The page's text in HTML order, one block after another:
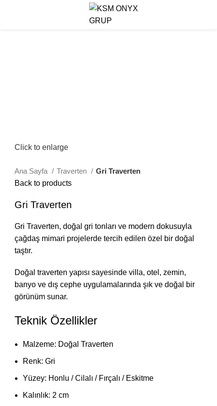
Click to enlarge
Ana Sayfa Traverten
Gri Traverten
Back to products
Gri Traverten
Gri Traverten, doğal gri tonları ve modern dokusuyla
çağdaş mimari projelerde tercih edilen özel bir doğal
taştır.
Doğal traverten yapısı sayesinde villa, otel, zemin,
banyo ve dış cephe uygulamalarında şık ve doğal bir
görünüm sunar.
Teknik Özellikler
Malzeme: Doğal Traverten
Renk: Gri
Yüzey: Honlu / Cilalı / Fırçalı / Eskitme
Kalınlık: 2 cm